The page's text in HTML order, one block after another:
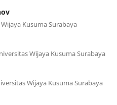
Kusuma Surabaya
Wijaya Kusuma Surabaya
Wijaya Kusuma Surabaya